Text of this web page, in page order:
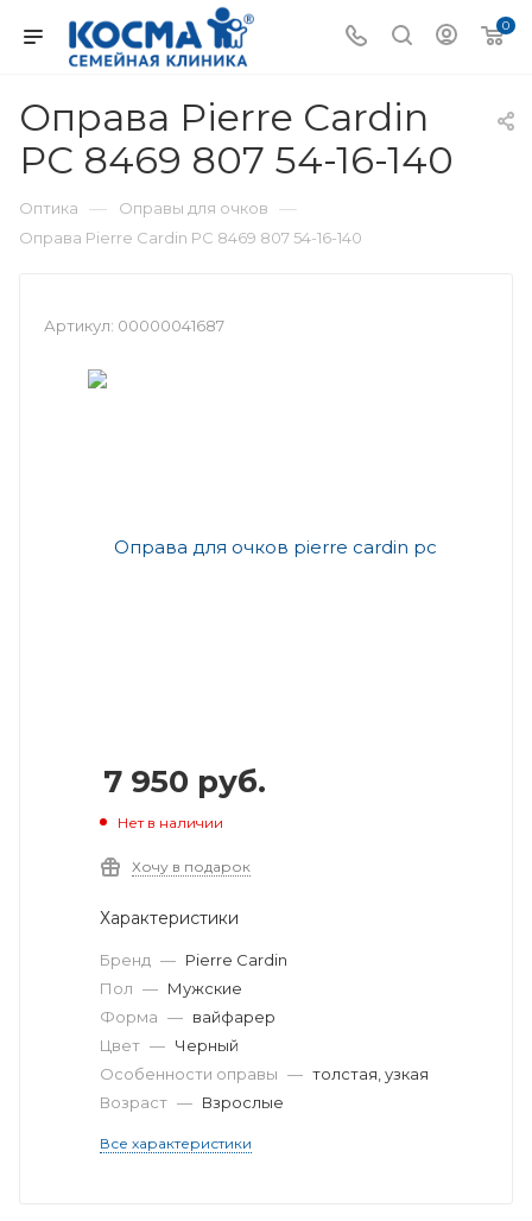
0
Оправа Pierre Cardin
PC 8469 807 54-16-140
Оптика — Оправы для очков —
Оправа Pierre Cardin PC 8469 807 54-16-140
Артикул: 00000041687
7 950 руб.
Нет в наличии
Хочу в подарок
Характеристики
Бренд — Pierre Cardin
Пол — Мужские
Форма — вайфарер
Цвет — Черный
Особенности оправы — толстая, узкая
Возраст — Взрослые
Все характеристики